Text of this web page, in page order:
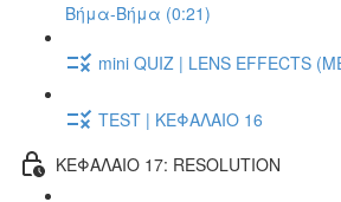
Βήμα-Βήμα (0:21)
mini QUIZ | LENS EFFECTS
TEST | ΚΕΦΑΛΑΙΟ 16
ΚΕΦΑΛΑΙΟ 17: RESOLUTION